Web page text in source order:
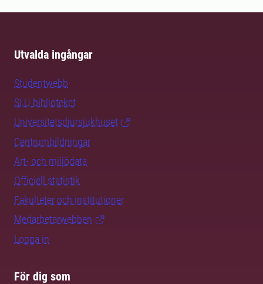
Utvalda ingångar
Studentwebb
SLU-biblioteket
Universitetsdjursjukhuset
Centrumbildningar
Art- och miljödata
Officiell statistik
Fakulteter och institutioner
Medarbetarwebben
Logga in
För dig som